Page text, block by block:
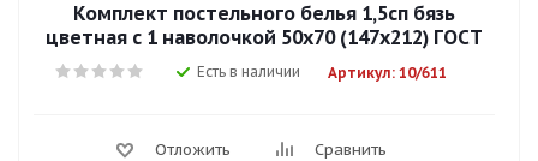
Комплект постельного белья 1,5сп бязь
цветная с 1 наволочкой 50х70 (147х212) ГОСТ
Есть в наличии Артикул: 10/611
Отложить Сравнить